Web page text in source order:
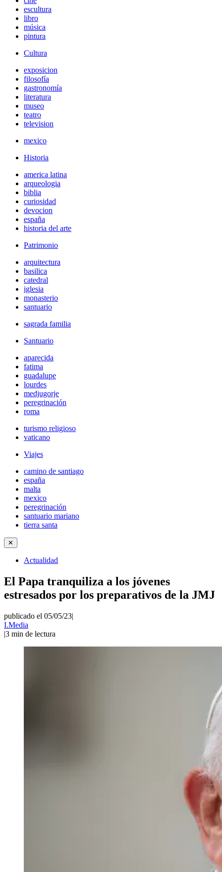
escultura
libro
música
pintura
Cultura
exposicion
filosofía
gastronomía
literatura
museo
teatro
television
mexico
Historia
america latina
arqueologia
biblia
curiosidad
devocion
españa
historia del arte
Patrimonio
arquitectura
basilica
catedral
iglesia
monasterio
santuario
sagrada familia
Santuario
aparecida
fatima
guadalupe
lourdes
medjugorje
peregrinación
roma
turismo religioso
vaticano
Viajes
camino de santiago
españa
malta
mexico
peregrinación
santuario mariano
tierra santa
✕
Actualidad
El Papa tranquiliza a los jóvenes
estresados ​​por los preparativos de la JMJ
publicado el 05/05/23|
I.Media
|3 min de lectura